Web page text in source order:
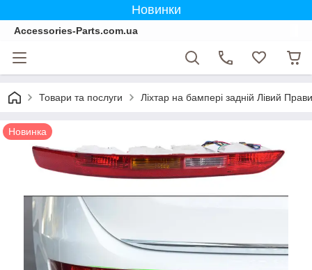
Новинки
Accessories-Parts.com.ua
Товари та послуги Ліхтар на бампері задній Лівий
Новинка